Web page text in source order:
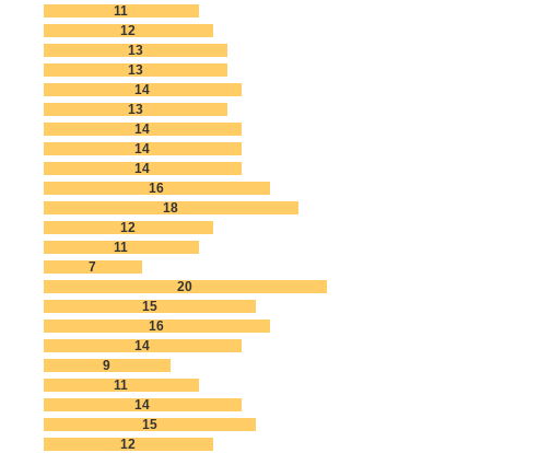
11
12
13
13
14
13
14
14
14
16
18
12
11
7
20
15
16
14
9
11
14
15
12